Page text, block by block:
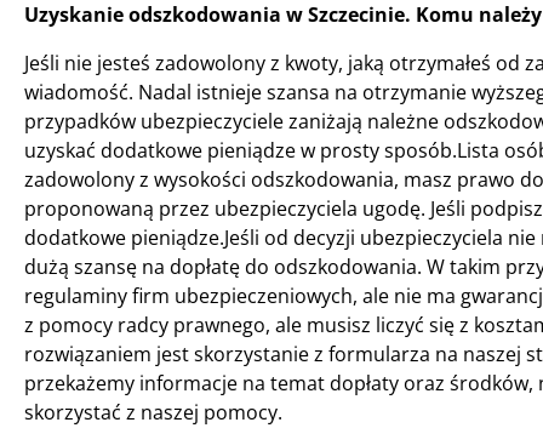
Uzyskanie odszkodowania w Szczecinie. Komu
Jeśli nie jesteś zadowolony z kwoty, jaką otrzymałeś od
wiadomość. Nadal istnieje szansa na otrzymanie
przypadków ubezpieczyciele zaniżają należne
uzyskać dodatkowe pieniądze w prosty sposób.Lista
zadowolony z wysokości odszkodowania, masz prawo
proponowaną przez ubezpieczyciela ugodę. Jeśli
dodatkowe pieniądze.Jeśli od decyzji ubezpieczyciela nie
dużą szansę na dopłatę do odszkodowania. W takim
regulaminy firm ubezpieczeniowych, ale nie ma
z pomocy radcy prawnego, ale musisz liczyć się z
rozwiązaniem jest skorzystanie z formularza na naszej
przekażemy informacje na temat dopłaty oraz
skorzystać z naszej pomocy.